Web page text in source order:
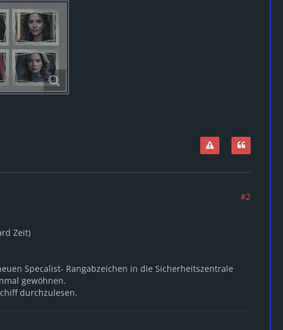
#2
Zeit)
Specalist- Rangabzeichen in die Sicherheitszentrale
gewöhnen.
durchzulesen.